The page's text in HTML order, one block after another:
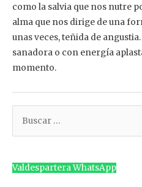
como la salvia que nos nutre
alma que nos dirige de una
unas veces, teñida de
sanadora o con energía
momento.
c
Valdespartera WhatsApp